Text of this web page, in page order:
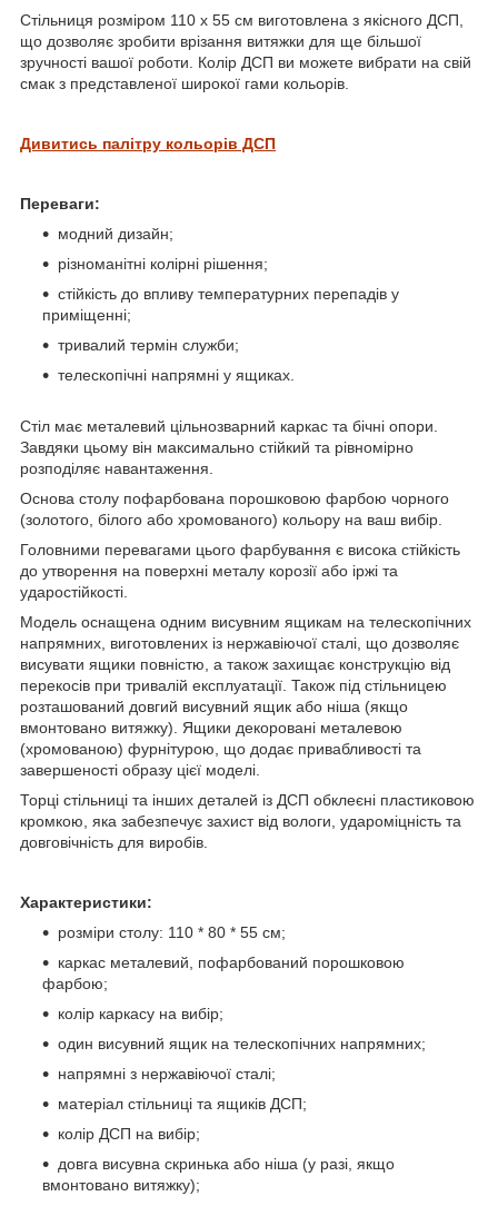
Стільниця розміром 110 х 55 см виготовлена з якісного ДСП,
що дозволяє зробити врізання витяжки для ще більшої
зручності вашої роботи. Колір ДСП ви можете вибрати на свій
смак з представленої широкої гами кольорів.
Дивитись палітру кольорів ДСП
Переваги:
модний дизайн;
різноманітні колірні рішення;
стійкість до впливу температурних перепадів у
приміщенні;
тривалий термін служби;
телескопічні напрямні у ящиках.
Стіл має металевий цільнозварний каркас та бічні опори.
Завдяки цьому він максимально стійкий та рівномірно
розподіляє навантаження.
Основа столу пофарбована порошковою фарбою чорного
(золотого, білого або хромованого) кольору на ваш вибір.
Головними перевагами цього фарбування є висока стійкість
до утворення на поверхні металу корозії або іржі та
ударостійкості.
Модель оснащена одним висувним ящикам на телескопічних
напрямних, виготовлених із нержавіючої сталі, що дозволяє
висувати ящики повністю, а також захищає конструкцію від
перекосів при тривалій експлуатації. Також під стільницею
розташований довгий висувний ящик або ніша (якщо
вмонтовано витяжку). Ящики декоровані металевою
(хромованою) фурнітурою, що додає привабливості та
завершеності образу цієї моделі.
Торці стільниці та інших деталей із ДСП обклеєні пластиковою
кромкою, яка забезпечує захист від вологи, удароміцність та
довговічність для виробів.
Характеристики:
розміри столу: 110 * 80 * 55 см;
каркас металевий, пофарбований порошковою
фарбою;
колір каркасу на вибір;
один висувний ящик на телескопічних напрямних;
напрямні з нержавіючої сталі;
матеріал стільниці та ящиків ДСП;
колір ДСП на вибір;
довга висувна скринька або ніша (у разі, якщо
вмонтовано витяжку);